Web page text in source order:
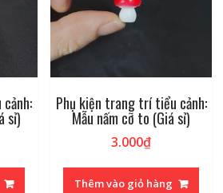
sỉ)
Phụ kiện trang trí tiểu cảnh:
Mẫu nấm cỡ to (Giá sỉ)
3.000₫
Thêm vào giỏ hàng